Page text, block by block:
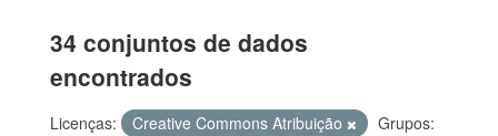
34 conjuntos de dados
encontrados
Licenças: Creative Commons Atribuição
Grupos: